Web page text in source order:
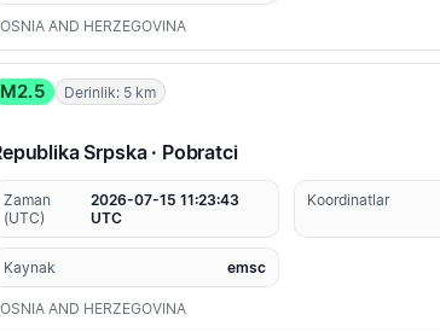
AND HERZEGOVINA
M2.5 Derinlik: 5 km
Srpska · Pobratci
Zaman
(UTC)
2026-07-15 11:23:43
UTC
Koordinatlar
Kaynak emsc
AND HERZEGOVINA